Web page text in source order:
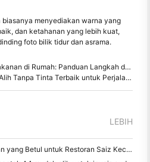
menyediakan warna yang
dan ketahanan yang lebih kuat,
foto bilik tidur dan asrama.
Langkah demi Langkah untuk Perniagaan Makanan Kecil
untuk Perjalanan, Sekolah, dan Kerja Mudah Alih: Hanin MT620 Pro Review
LEBIH
Cara Memilih Perisian Restoran yang Betul untuk Restoran Saiz Kecil atau Pertengahan Anda